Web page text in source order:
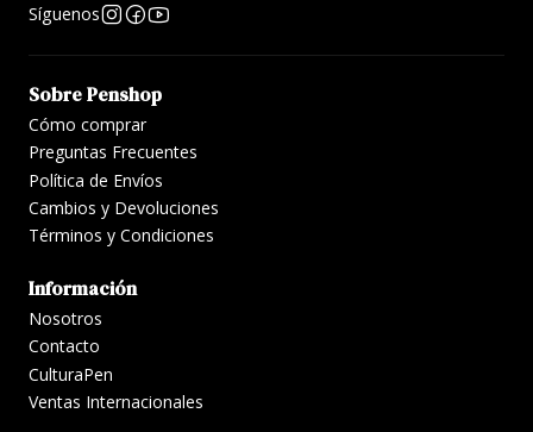
Síguenos
Sobre Penshop
Cómo comprar
Preguntas Frecuentes
Política de Envíos
Cambios y Devoluciones
Términos y Condiciones
Información
Nosotros
Contacto
CulturaPen
Ventas Internacionales